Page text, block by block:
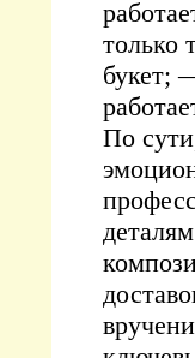
только
букет;
По